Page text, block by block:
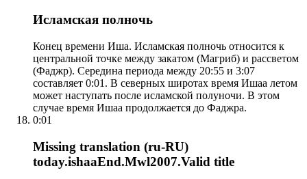
Исламская полночь
Конец времени Иша. Исламская полночь относится к
центральной точке между закатом (Магриб) и рассветом
(Фаджр). Середина периода между 20:55 и 3:07
составляет 0:01. В северных широтах время Ишаа летом
может наступать после исламской полуночи. В этом
случае время Ишаа продолжается до Фаджра.
0:01
Missing translation (ru-RU)
today.ishaaEnd.Mwl2007.Valid title